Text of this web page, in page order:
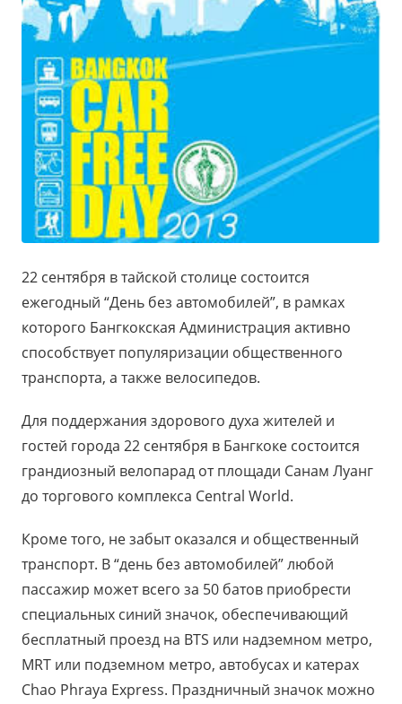
22 сентября в тайской столице состоится
ежегодный “День без автомобилей”, в рамках
которого Бангкокская Администрация активно
способствует популяризации общественного
транспорта, а также велосипедов.
Для поддержания здорового духа жителей и
гостей города 22 сентября в Бангкоке состоится
грандиозный велопарад от площади Санам Луанг
до торгового комплекса Central World.
Кроме того, не забыт оказался и общественный
транспорт. В “день без автомобилей” любой
пассажир может всего за 50 батов приобрести
специальных синий значок, обеспечивающий
бесплатный проезд на BTS или надземном метро,
MRT или подземном метро, автобусах и катерах
Chao Phraya Express. Праздничный значок можно